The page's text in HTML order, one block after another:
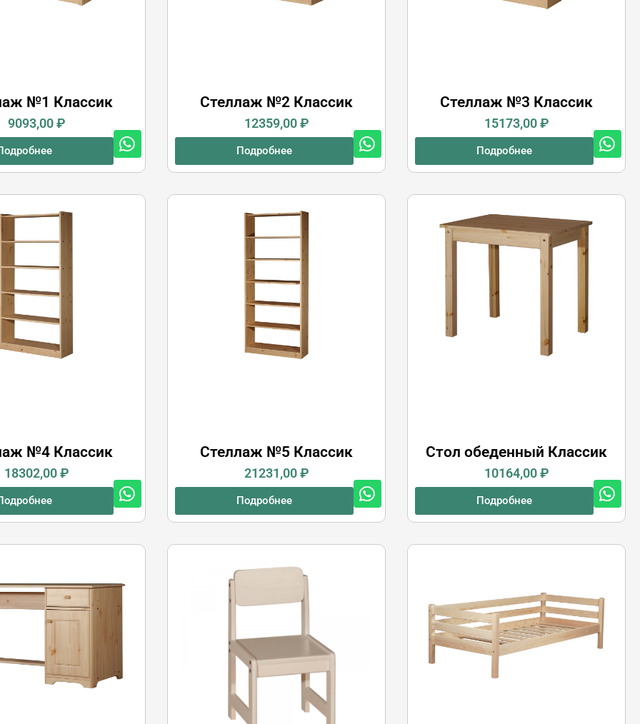
№1 Классик
9093,00₽
Стеллаж №2 Классик
12359,00₽
Подробнее
Стеллаж №3 Классик
15173,00₽
Подробнее
№4 Классик
18302,00₽
Стеллаж №5 Классик
21231,00₽
Подробнее
Стол обеденный Классик
10164,00₽
Подробнее